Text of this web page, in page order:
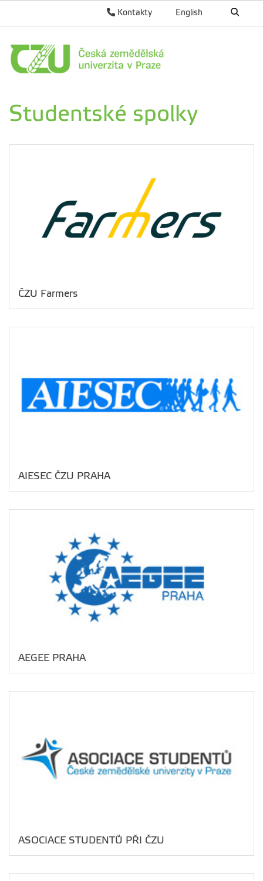
English
Kontakty
Studentské spolky
ČZU Farmers
AIESEC ČZU PRAHA
AEGEE PRAHA
ASOCIACE STUDENTŮ PŘI ČZU